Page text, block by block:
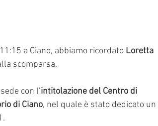
a Ciano, abbiamo ricordato Loretta
scomparsa.
con l’intitolazione del Centro di
di Ciano, nel quale è stato dedicato un